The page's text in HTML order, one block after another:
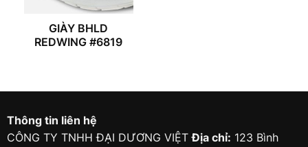
GIÀY BHLD
REDWING #6819
Thông tin liên hệ
CÔNG TY TNHH ĐẠI DƯƠNG VIỆTĐịa chỉ: 123 Bình